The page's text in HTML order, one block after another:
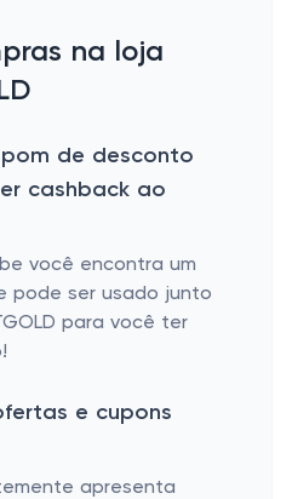
na loja
de desconto
cashback ao
você encontra um
pode ser usado junto
para você ter
e cupons
apresenta